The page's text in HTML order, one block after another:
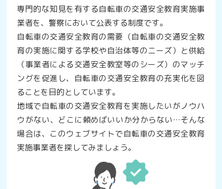
専門的な知見を有する自転車の交通安全教育実施事
業者を、警察において公表する制度です。
自転車の交通安全教育の需要（自転車の交通安全教
育の実施に関する学校や自治体等のニーズ）と供給
（事業者による交通安全教室等のシーズ）のマッチ
ングを促進し、自転車の交通安全教育の充実化を図
ることを目的としています。
地域で自転車の交通安全教育を実施したいがノウハ
ウがない、どこに頼めばいいか分からない…そんな
場合は、このウェブサイトで自転車の交通安全教育
実施事業者を探してみましょう。